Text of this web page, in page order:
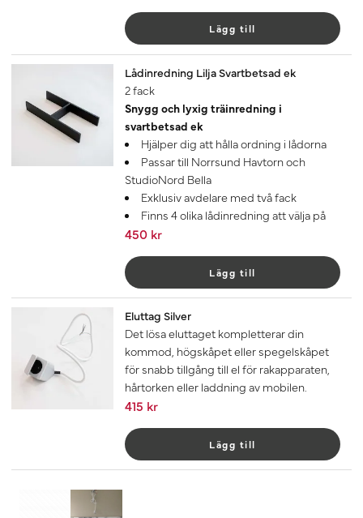
Lägg till
Lådinredning Lilja Svartbetsad ek
2 fack
Snygg och lyxig träinredning i
svartbetsad ek
Hjälper dig att hålla ordning i lådorna
Passar till Norrsund Havtorn och
StudioNord Bella
Exklusiv avdelare med två fack
Finns 4 olika lådinredning att välja på
450 kr
Lägg till
Eluttag Silver
Det lösa eluttaget kompletterar din
kommod, högskåpet eller spegelskåpet
för snabb tillgång till el för rakapparaten,
hårtorken eller laddning av mobilen.
415 kr
Lägg till